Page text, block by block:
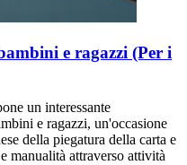
e ragazzi (Per i
un interessante
e ragazzi, un'occasione
della piegatura della carta e
manualità attraverso attività